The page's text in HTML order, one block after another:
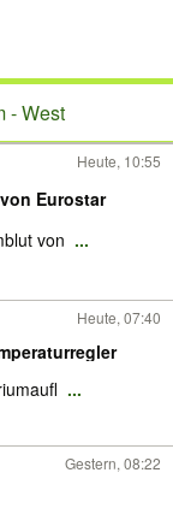
- West
Heute, 10:55
Schabracke Größe WB von Eurostar
von ...
Heute, 07:40
...
Gestern, 08:22